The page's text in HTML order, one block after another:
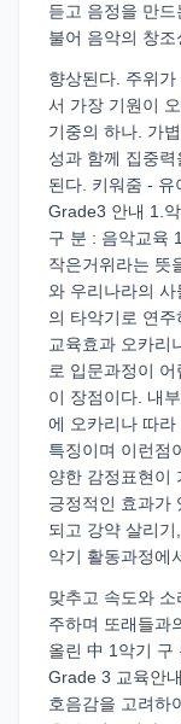
듣고 음정을 만
불어 음악의 창조
향상된다. 주위
서 가장 기원이
기중의 하나. 가
성과 함께 집중
된다. 키워줌 - 유
Grade3 안내 1.
구 분 : 음악교육
작은거위라는 뜻
와 우리나라의 사
의 타악기로 연
교육효과 오카리
로 입문과정이
이 장점이다. 내
에 오카리나 따
특징이며 이런점
양한 감정표현이
긍정적인 효과가
되고 강약 살리
악기 활동과정에
맞추고 속도와
주하며 또래들과
올린 中 1악기 구
Grade 3 교육안
호음감을 고려하